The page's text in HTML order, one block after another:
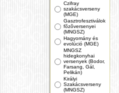
Czifray
szakácsverseny
(MGE)
Gasztrofesztiválok
fõzõversenyei
(MNGSZ)
Hagyomány és
evolúció (MGE)
MNGSZ
hidegkonyhai
versenyek (Bodor,
Farsang, Gál,
Pelikán)
Királyi
Szakácsverseny
(MNGSZ)